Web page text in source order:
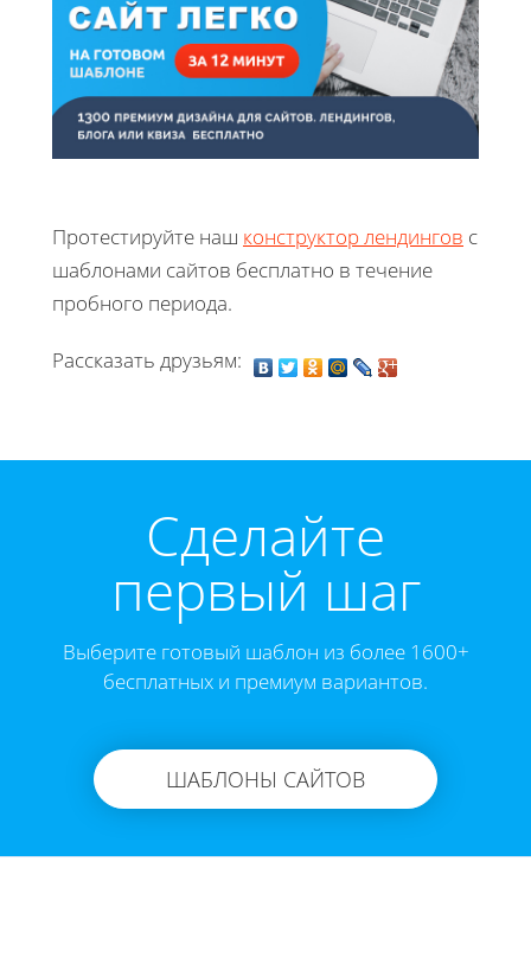
Протестируйте наш конструктор лендингов с
шаблонами сайтов бесплатно в течение
пробного периода.
Рассказать друзьям:
Cделайте
первый шаг
Выберите готовый шаблон из более 1600+
бесплатных и премиум вариантов.
ШАБЛОНЫ САЙТОВ